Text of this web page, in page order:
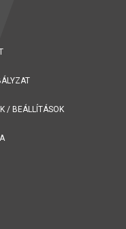
/ BEÁLLÍTÁSOK